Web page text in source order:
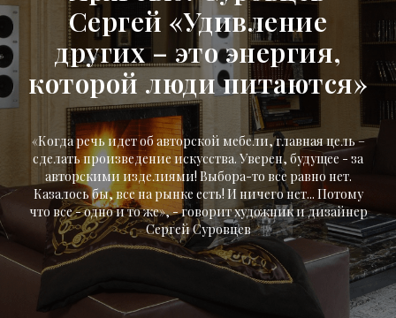
Сергей «Удивление
других – это энергия,
которой люди питаются»
«Когда речь идет об авторской мебели, главная цель –
сделать произведение искусства. Уверен, будущее - за
авторскими изделиями! Выбора-то все равно нет.
Казалось бы, все на рынке есть! И ничего нет... Потому
что все - одно и то же», - говорит художник и дизайнер
Сергей Суровцев